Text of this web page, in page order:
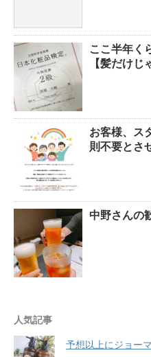
ここ半年く
【髪だけじ
お客様、ス
則不要とさ
中野さんの
人気記事
予想以上にジョー